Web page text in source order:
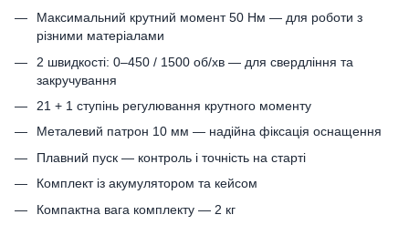
Максимальний крутний момент 50 Нм — для роботи з
різними матеріалами
2 швидкості: 0–450 / 1500 об/хв — для свердління та
закручування
21 + 1 ступінь регулювання крутного моменту
Металевий патрон 10 мм — надійна фіксація оснащення
Плавний пуск — контроль і точність на старті
Комплект із акумулятором та кейсом
Компактна вага комплекту — 2 кг